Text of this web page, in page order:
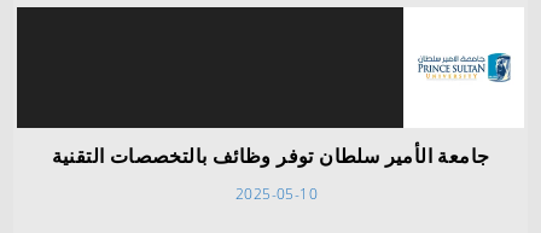
جامعة الأمير سلطان توفر وظائف بالتخصصات التقنية
2025-05-10